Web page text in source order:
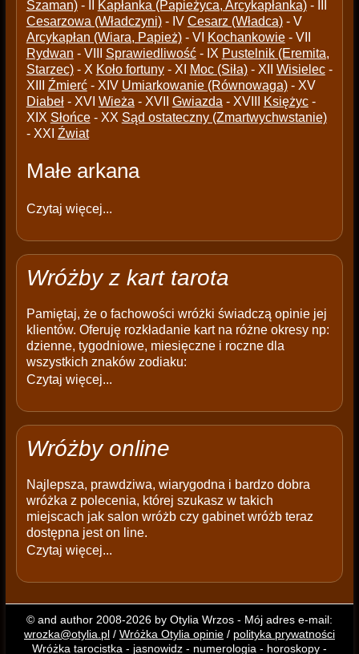
Szaman)- II Kapłanka (Papieżyca, Arcykapłanka)- III
Cesarzowa (Władczyni)- IV Cesarz (Władca)- V
Arcykapłan (Wiara, Papież)- VI Kochankowie- VII
Rydwan - VIII Sprawiedliwość- IX Pustelnik (Eremita,
Starzec)- X Koło fortuny- XI Moc (Siła)- XII Wisielec-
XIII Źmierć- XIV Umiarkowanie (Równowaga)- XV
Diabeł- XVI Wieża - XVII Gwiazda - XVIII Księżyc-
XIX Słońce- XX Sąd ostateczny (Zmartwychwstanie)
- XXI Źwiat
Małe arkana
Czytaj więcej...
Wróżby z kart tarota
Pamiętaj, że o fachowości wróżki świadczą opinie jej
klientów. Oferuję rozkładanie kart na różne okresy np:
dzienne, tygodniowe, miesięczne i roczne dla
wszystkich znaków zodiaku:
Czytaj więcej...
Wróżby online
Najlepsza, prawdziwa, wiarygodna i bardzo dobra
wróżka z polecenia, której szukasz w takich
miejscach jak salon wróżb czy gabinet wróżb teraz
dostępna jest on line.
Czytaj więcej...
© and author 2008-2026 by Otylia Wrzos - Mój adres e-mail:
wrozka@otylia.pl/ Wróżka Otylia opinie/ polityka prywatności
Wróżka tarocistka - jasnowidz - numerologia - horoskopy -